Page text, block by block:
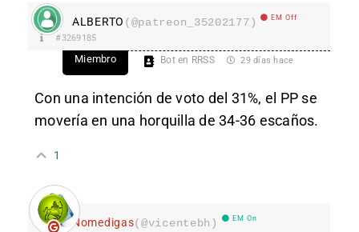
ALBERTO (@patreon_35202177) EM Off
#3269185
Miembro Bot en RRSS 29 días hace
Con una intención de voto del 31%, el PP se
movería en una horquilla de 34-36 escaños.
1
Nomedigas(@vicentebh) EM On